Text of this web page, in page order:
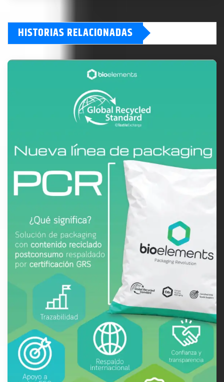
HISTORIAS RELACIONADAS